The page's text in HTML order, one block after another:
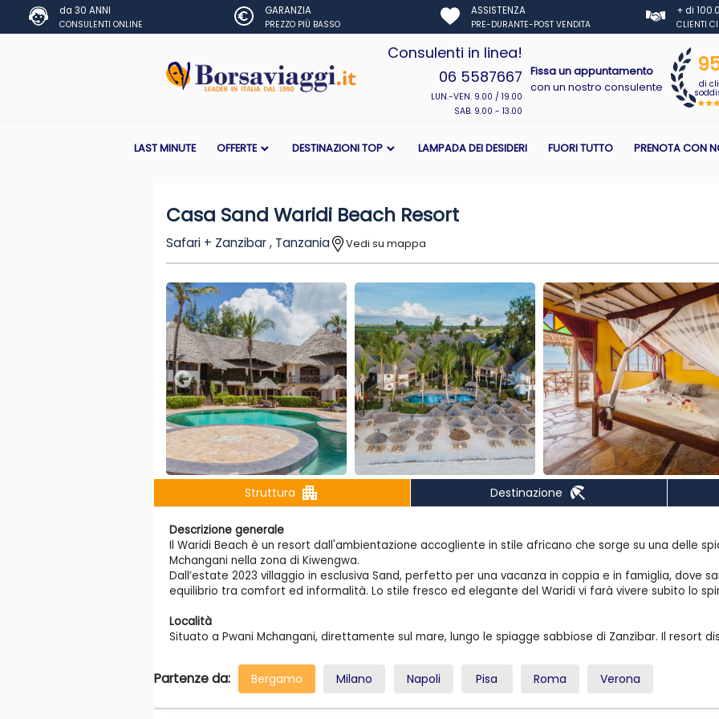
da 30 ANNI
CONSULENTI ONLINE
GARANZIA
PREZZO PIÙ BASSO
ASSISTENZA
PRE-DURANTE-POST VENDITA
+ di
CLIENTI
Consulenti in linea!
06 5587667
LUN.-VEN. 9.00 / 19.00
SAB. 9.00 - 13.00
Fissa un appuntamento
con un nostro consulente
di
LAST MINUTE OFFERTE DESTINAZIONI TOP LAMPADA DEI DESIDERI FUORI TUTTO PRENOTA CON
Casa Sand Waridi Beach Resort
Safari + Zanzibar , Tanzania Vedi su mappa
Struttura apartment Destinazione beach_access
Descrizione generale
Il Waridi Beach è un resort dall'ambientazione accogliente in stile africano che sorge su una delle
Mchangani nella zona di Kiwengwa.
Dall’estate 2023 villaggio in esclusiva Sand, perfetto per una vacanza in coppia e in famiglia, dove
equilibrio tra comfort ed informalità. Lo stile fresco ed elegante del Waridi vi farà vivere subito lo
Località
Situato a Pwani Mchangani, direttamente sul mare, lungo le spiagge sabbiose di Zanzibar. Il resort
Spiaggia
L'hotel sorge direttamente sulla infinita e bianchissima spiaggia sabbiosa di Pwani Mchangani,
palme, di fronte a un mare cristallino. La spiaggia è attrezzata con lettini e ombrelloni in stile
Partenze da: Bergamo Milano Napoli Pisa Roma Verona